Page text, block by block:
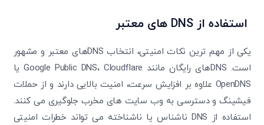
استفاده از DNS های معتبر
یکی از مهم ترین نکات امنیتی، انتخاب DNSهای معتبر و مشهور
است. DNSهای رایگان مانند Google Public DNS، Cloudflare یا
OpenDNS علاوه بر افزایش سرعت، امنیت بالایی دارند و از حملات
فیشینگ و دسترسی به وب سایت های مخرب جلوگیری می کنند.
استفاده از DNS ناشناس یا ناشناخته می تواند خطرات امنیتی